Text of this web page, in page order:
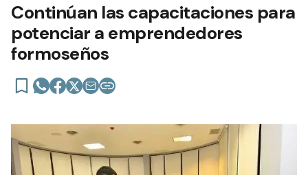
Continúan las capacitaciones para
potenciar a emprendedores
formoseños